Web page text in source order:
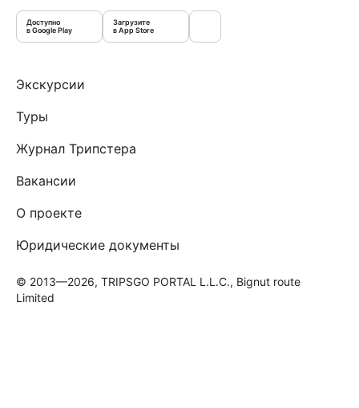
Доступно
в Google Play
Загрузите
в App Store
Экскурсии
Туры
Журнал Трипстера
Вакансии
О проекте
Юридические документы
© 2013—2026, TRIPSGO PORTAL L.L.C., Bignut route
Limited